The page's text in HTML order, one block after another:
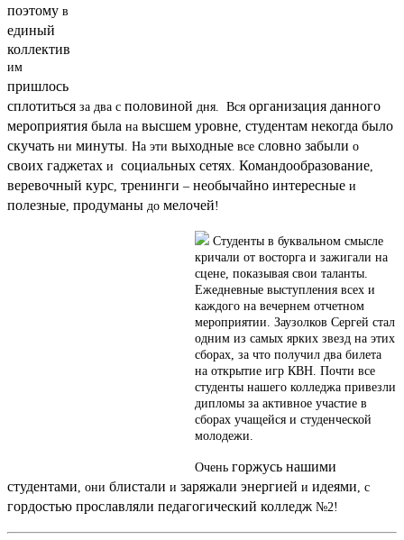
поэтому в
единый
коллектив
им
пришлось
сплотиться за два с половиной дня. Вся организация данного
мероприятия была на высшем уровне, студентам некогда было
скучать ни минуты. На эти выходные все словно забыли о
своих гаджетах и социальных сетях. Командообразование,
веревочный курс, тренинги – необычайно интересные и
полезные, продуманы до мелочей!
Студенты в буквальном смысле
кричали от восторга и зажигали на
сцене, показывая свои таланты.
Ежедневные выступления всех и
каждого на вечернем отчетном
мероприятии. Заузолков Сергей стал
одним из самых ярких звезд на этих
сборах, за что получил два билета
на открытие игр КВН. Почти все
студенты нашего колледжа привезли
дипломы за активное участие в
сборах учащейся и студенческой
молодежи.
Очень горжусь нашими
студентами, они блистали и заряжали энергией и идеями, с
гордостью прославляли педагогический колледж №2!